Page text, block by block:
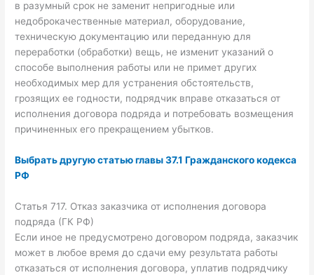
в разумный срок не заменит непригодные или
недоброкачественные материал, оборудование,
техническую документацию или переданную для
переработки (обработки) вещь, не изменит указаний о
способе выполнения работы или не примет других
необходимых мер для устранения обстоятельств,
грозящих ее годности, подрядчик вправе отказаться от
исполнения договора подряда и потребовать возмещения
причиненных его прекращением убытков.
Выбрать другую статью главы 37.1 Гражданского кодекса
РФ
Статья 717. Отказ заказчика от исполнения договора
подряда (ГК РФ)
Если иное не предусмотрено договором подряда, заказчик
может в любое время до сдачи ему результата работы
отказаться от исполнения договора, уплатив подрядчику